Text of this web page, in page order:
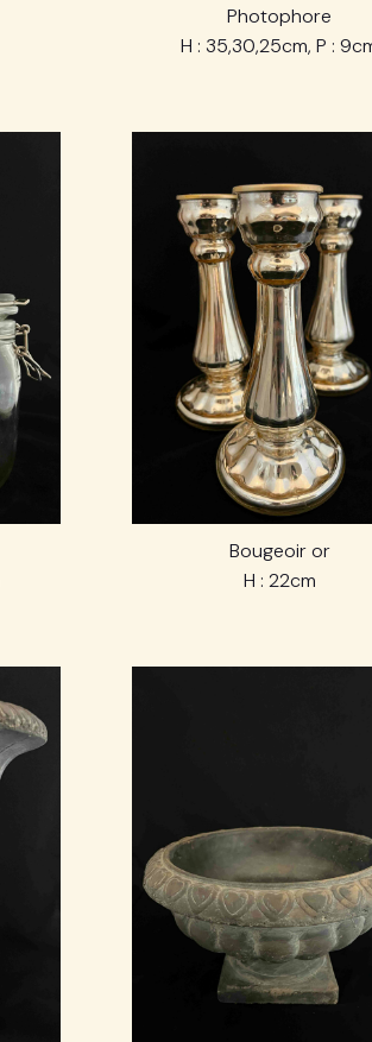
Photophore
H : 35,30,25cm, P :
Bougeoir or
H : 22cm